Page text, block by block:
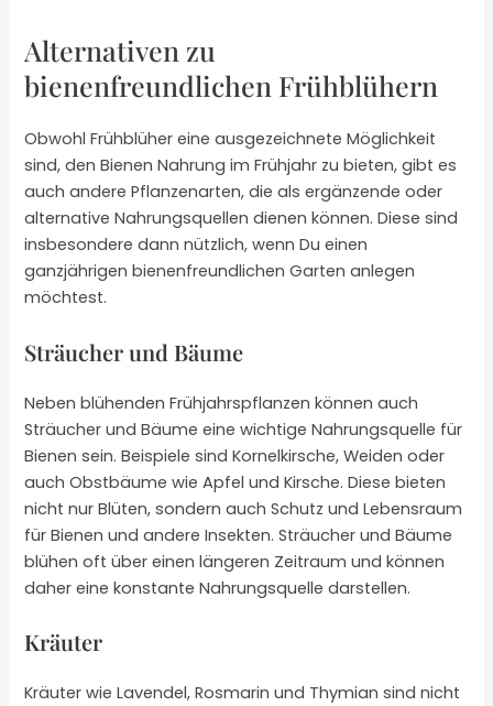
Alternativen zu
bienenfreundlichen Frühblühern
Obwohl Frühblüher eine ausgezeichnete Möglichkeit
sind, den Bienen Nahrung im Frühjahr zu bieten, gibt es
auch andere Pflanzenarten, die als ergänzende oder
alternative Nahrungsquellen dienen können. Diese sind
insbesondere dann nützlich, wenn Du einen
ganzjährigen bienenfreundlichen Garten anlegen
möchtest.
Sträucher und Bäume
Neben blühenden Frühjahrspflanzen können auch
Sträucher und Bäume eine wichtige Nahrungsquelle für
Bienen sein. Beispiele sind Kornelkirsche, Weiden oder
auch Obstbäume wie Apfel und Kirsche. Diese bieten
nicht nur Blüten, sondern auch Schutz und Lebensraum
für Bienen und andere Insekten. Sträucher und Bäume
blühen oft über einen längeren Zeitraum und können
daher eine konstante Nahrungsquelle darstellen.
Kräuter
Kräuter wie Lavendel, Rosmarin und Thymian sind nicht